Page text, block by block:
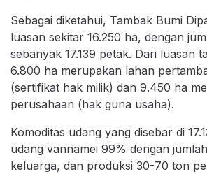
Sebagai diketahui, Tambak Bumi
luasan sekitar 16.250 ha, dengan
sebanyak 17.139 petak. Dari luasan
6.800 ha merupakan lahan
(sertifikat hak milik) dan 9.450 ha
perusahaan (hak guna usaha).
Komoditas udang yang disebar di
udang vannamei 99% dengan
keluarga, dan produksi 30-70 ton